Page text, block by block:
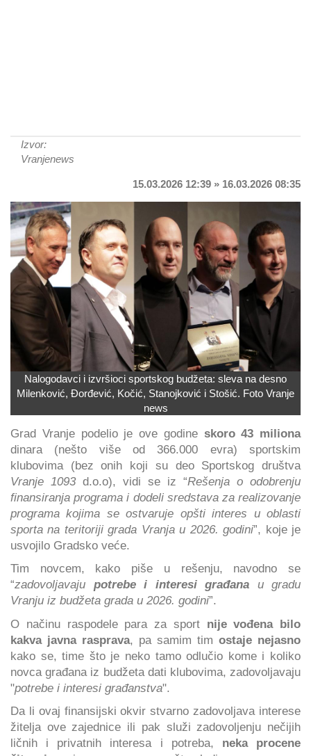
Izvor:
Vranjenews
15.03.2026 12:39 » 16.03.2026 08:35
Nalogodavci i izvršioci sportskog budžeta: sleva na desno
Milenković, Đorđević, Kočić, Stanojković i Stošić. Foto Vranje
news
Grad Vranje podelio je ove godine skoro 43 miliona
dinara (nešto više od 366.000 evra) sportskim
klubovima (bez onih koji su deo Sportskog društva
Vranje 1093 d.o.o), vidi se iz “Rešenja o odobrenju
finansiranja programa i dodeli sredstava za realizovanje
programa kojima se ostvaruje opšti interes u oblasti
sporta na teritoriji grada Vranja u 2026. godini”, koje je
usvojilo Gradsko veće.
Tim novcem, kako piše u rešenju, navodno se
“zadovoljavaju potrebe i interesi građana u gradu
Vranju iz budžeta grada u 2026. godini”.
O načinu raspodele para za sport nije vođena bilo
kakva javna rasprava, pa samim tim ostaje nejasno
kako se, time što je neko tamo odlučio kome i koliko
novca građana iz budžeta dati klubovima, zadovoljavaju
"potrebe i interesi građanstva".
Da li ovaj finansijski okvir stvarno zadovoljava interese
žitelja ove zajednice ili pak služi zadovoljenju nečijih
ličnih i privatnih interesa i potreba, neka procene